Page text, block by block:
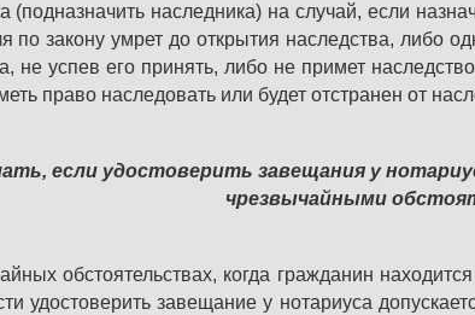
(подназначить наследника) на случай, если
по закону умрет до открытия наследства, либо
не успев его принять, либо не примет
право наследовать или будет отстранен от
если удостоверить завещания у
чрезвычайными
обстоятельствах, когда гражданин
удостоверить завещание у нотариуса